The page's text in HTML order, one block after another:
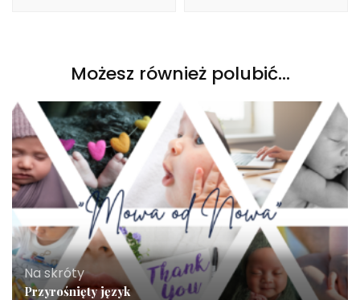
Możesz również polubić…
Na skróty
Przyrośnięty język